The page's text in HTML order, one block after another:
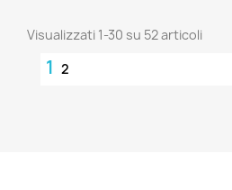
Visualizzati 1-30 su 52 articoli
1 2